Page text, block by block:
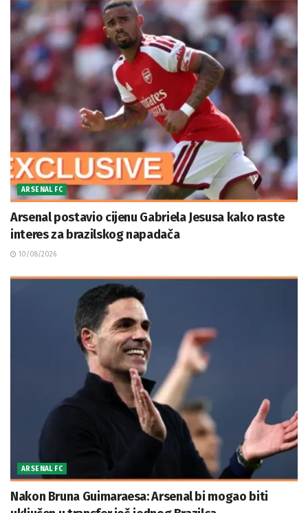
ARSENAL FC
Arsenal postavio cijenu Gabriela Jesusa kako raste
interes za brazilskog napadača
10/08/2026
ARSENAL FC
Nakon Bruna Guimaraesa: Arsenal bi mogao biti